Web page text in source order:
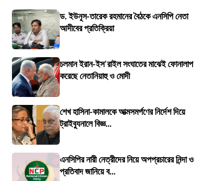
ড. ইউনূস-তারেক রহমানের বৈঠকে এনসিপি নেতা
আদীবের প্রতিক্রিয়া
চলমান ইরান-ইস'রাইল সংঘাতের মাঝেই ফোনালাপ
করেছে নেতানিয়াহু ও মোদী
শেখ হাসিনা-কামালকে আত্মসমর্পণের নির্দেশ দিয়ে
ট্রাইব্যুনালে বিজ্ঞ...
এনসিপির নারী নেত্রীদের নিয়ে অপপ্রচারের নিন্দা ও
প্রতিবাদ জানিয়ে ব...